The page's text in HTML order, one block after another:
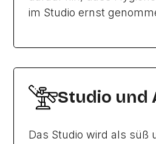
im Studio ernst
Studio und
Das Studio wird als süß